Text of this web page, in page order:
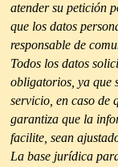
atender su petición
que los datos
responsable de
Todos los datos
obligatorios, ya que
servicio, en caso de
garantiza que la
facilite, sean
La base jurídica